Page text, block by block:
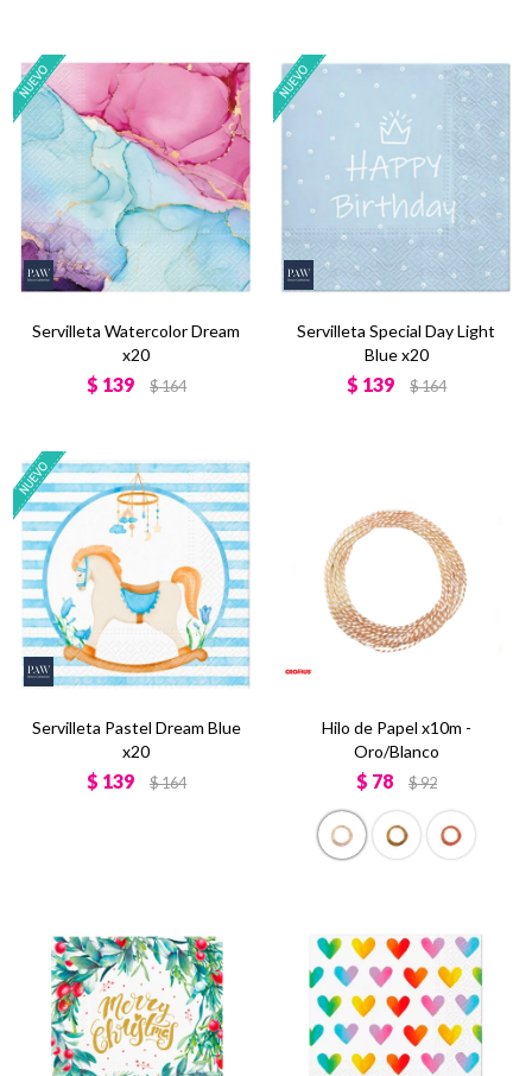
Servilleta Watercolor Dream
x20
$ 139 $164
Servilleta Special Day Light
Blue x20
$ 139 $164
Servilleta Pastel Dream Blue
x20
$ 139 $164
Hilo de Papel x10m -
Oro/Blanco
$ 78 $92